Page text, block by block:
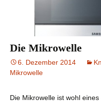
Die Mikrowelle
6. Dezember 2014
Mikrowelle
Die Mikrowelle ist wohl